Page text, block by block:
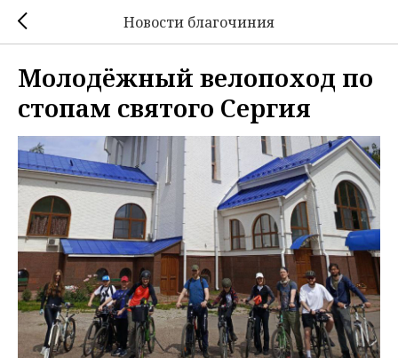
Новости благочиния
Молодёжный велопоход по
стопам святого Сергия